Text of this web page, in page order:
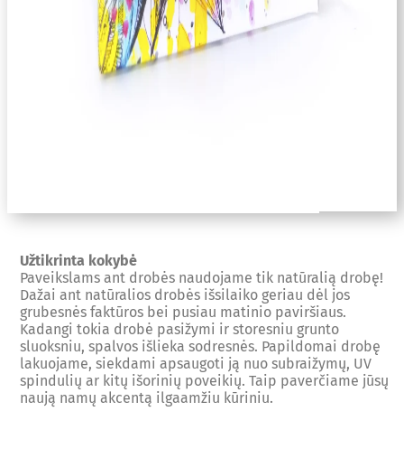
Užtikrinta kokybė
Paveikslams ant drobės naudojame tik natūralią drobę!
Dažai ant natūralios drobės išsilaiko geriau dėl jos
grubesnės faktūros bei pusiau matinio paviršiaus.
Kadangi tokia drobė pasižymi ir storesniu grunto
sluoksniu, spalvos išlieka sodresnės. Papildomai drobę
lakuojame, siekdami apsaugoti ją nuo subraižymų, UV
spindulių ar kitų išorinių poveikių. Taip paverčiame jūsų
naują namų akcentą ilgaamžiu kūriniu.